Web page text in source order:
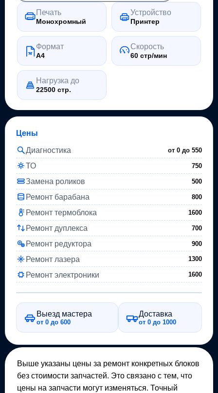
Печать
Монохромный
Устройство
Принтер
Формат
A4
Скорость
60 стр/мин
Нагрузка до
22500 стр.
Цены
Диагностика
от 0 до550
ТО 750
Замена роликов 500
Ремонт барабана 800
Ремонт термоблока 1600
Ремонт дуплекса 700
Ремонт редуктора 900
Ремонт лазера 1300
Ремонт электроники 1600
Выезд мастера
от 0 до 600
Доставка
от 0 до 1000
Выше указаны цены за ремонт конкретных блоков
без стоимости запчастей. Это связано с тем, что
цены на запчасти могут изменяться. Точный